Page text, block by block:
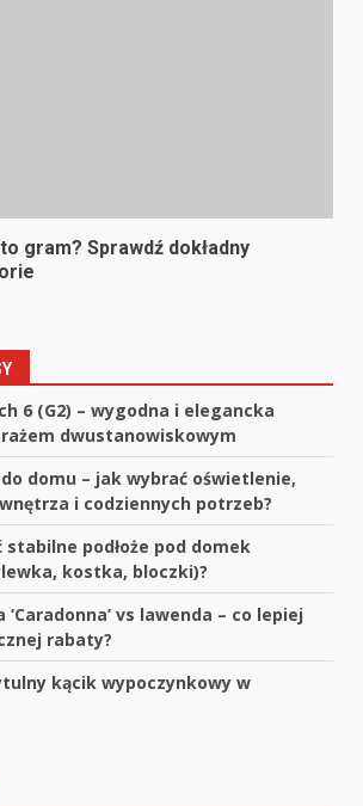
gram? Sprawdź dokładny
6 (G2) – wygodna i elegancka
dwustanowiskowym
domu – jak wybrać oświetlenie,
i codziennych potrzeb?
stabilne podłoże pod domek
kostka, bloczki)?
‘Caradonna’ vs lawenda – co lepiej
rabaty?
kącik wypoczynkowy w